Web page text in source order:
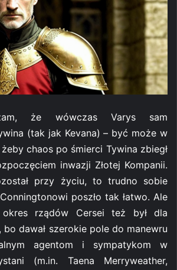
że wówczas Varys sam
(tak jak Kevana) – być może w
chaos po śmierci Tywina zbiegł
inwazji Złotej Kompanii.
przy życiu, to trudno sobie
poszło tak łatwo. Ale
okres rządów Cersei też był dla
bo dawał szerokie pole do manewru
agentom i sympatykom w
(m.in. Taena Merryweather,